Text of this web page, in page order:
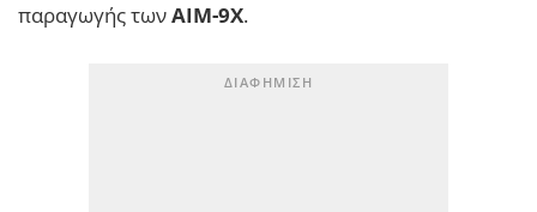
παραγωγής τωνAIM-9X.